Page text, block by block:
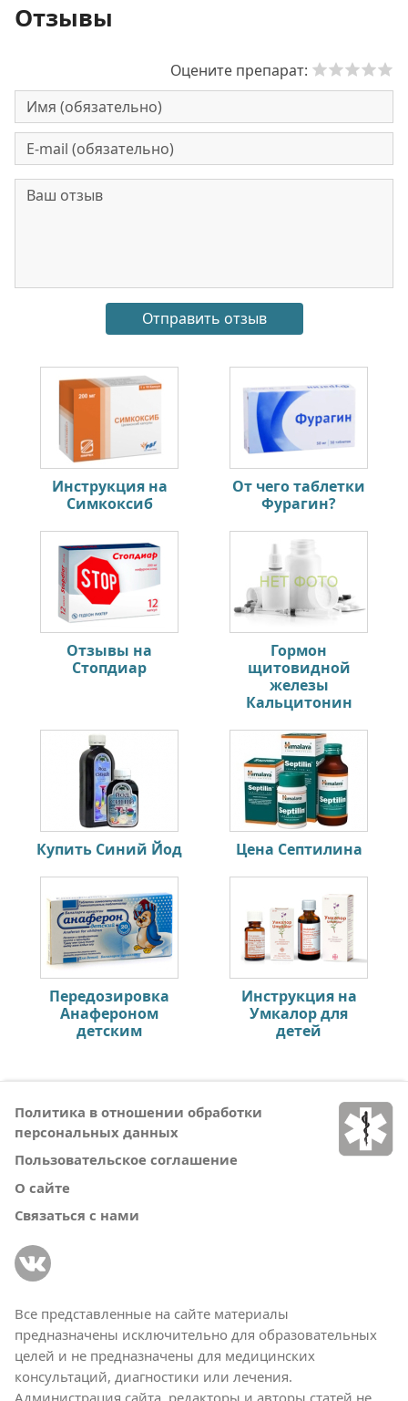
Отзывы
Оцените препарат:
Инструкция на
Симкоксиб
От чего таблетки
Фурагин?
Отзывы на
Стопдиар
Гормон
щитовидной
железы
Кальцитонин
Купить Синий Йод Цена Септилина
Передозировка
Анафероном
детским
Инструкция на
Умкалор для
детей
Политика в отношении обработки
персональных данных
Пользовательское соглашение
О сайте
Связаться с нами
Все представленные на сайте материалы
предназначены исключительно для образовательных
целей и не предназначены для медицинских
консультаций, диагностики или лечения.
Администрация сайта, редакторы и авторы статей не